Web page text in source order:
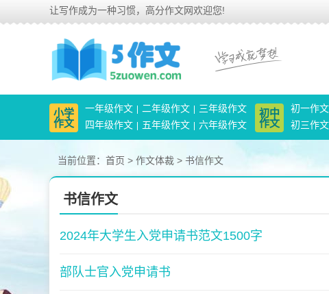
让写作成为一种习惯，高分作文网欢迎您!
小学
作文
一年级作文 二年级作文
三年级作文
四年级作文
五年级作文 六年级作文
初中
作文
初一作文
初三作文
当前位置： 首页 > 作文体裁 > 书信作文
书信作文
2024年大学生入党申请书范文1500字
部队士官入党申请书